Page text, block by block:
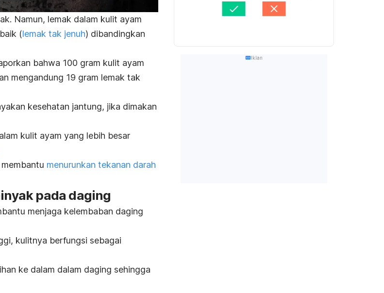
Namun, lemak dalam kulit ayam
baik (lemak tak jenuh) dibandingkan
bahwa 100 gram kulit ayam
mengandung 19 gram lemak tak
kesehatan jantung, jika dimakan
kulit ayam yang lebih besar
menurunkan tekanan darah
pada daging
menjaga kelembaban daging
kulitnya berfungsi sebagai
ke dalam dalam daging sehingga
Iklan